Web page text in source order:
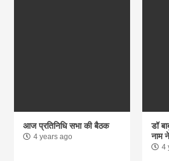
आज प्रतिनिधि सभा की बैठक
4 years ago
डॉ
नाम
4